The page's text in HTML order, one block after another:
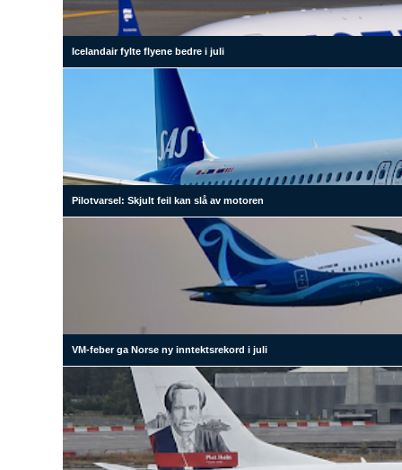
Icelandair fylte flyene bedre i juli
Pilotvarsel: Skjult feil kan slå av motoren
VM-feber ga Norse ny inntektsrekord i juli